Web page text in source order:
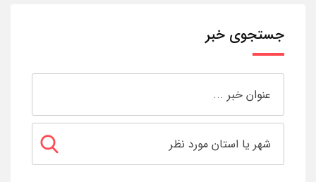
جستجوی خبر